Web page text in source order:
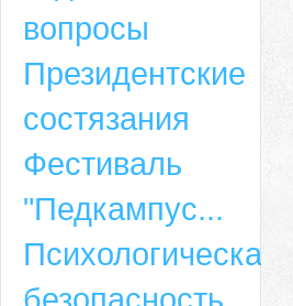
вопросы
Президентские
состязания
Фестиваль
"Педкампус...
Психологическая